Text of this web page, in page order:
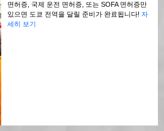
면허증, 국제 운전 면허증, 또는 SOFA 면허증만
있으면 도쿄 전역을 달릴 준비가 완료됩니다! 자
세히 보기